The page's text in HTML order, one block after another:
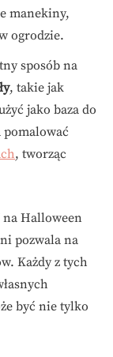
manekiny,
ogrodzie.
sposób na
, takie jak
jako baza do
pomalować
, tworząc
Halloween
pozwala na
Każdy z tych
być nie tylko